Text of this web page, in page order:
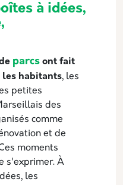
à idées,
parcs ont fait
les habitants, les
petites
des
comme
et de
moments
s'exprimer. À
les